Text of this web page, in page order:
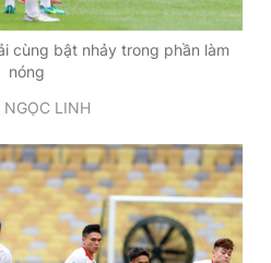
cùng bật nhảy trong phần làm
nóng
NGỌC LINH